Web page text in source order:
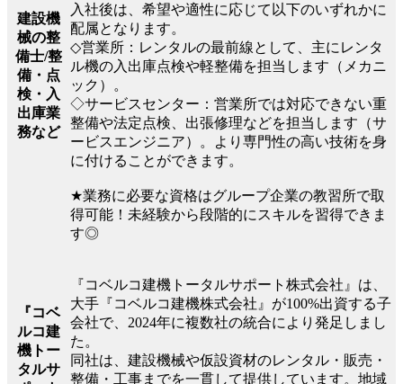
建設機
械の整
備士/整
備・点
検・入
出庫業
務など
入社後は、希望や適性に応じて以下のいずれかに
配属となります。
◇営業所：レンタルの最前線として、主にレンタ
ル機の入出庫点検や軽整備を担当します（メカニ
ック）。
◇サービスセンター：営業所では対応できない重
整備や法定点検、出張修理などを担当します（サ
ービスエンジニア）。より専門性の高い技術を身
に付けることができます。
★業務に必要な資格はグループ企業の教習所で取
得可能！未経験から段階的にスキルを習得できま
す◎
『コベ
ルコ建
機トー
タルサ
『コベルコ建機トータルサポート株式会社』は、
大手『コベルコ建機株式会社』が100%出資する子
会社で、2024年に複数社の統合により発足しまし
た。
同社は、建設機械や仮設資材のレンタル・販売・
整備・工事までを一貫して提供しています。地域